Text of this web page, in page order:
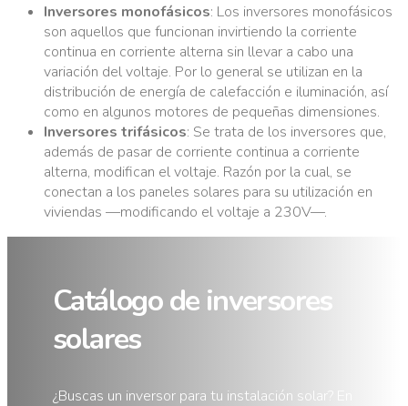
Inversores monofásicos: Los inversores monofásicos
son aquellos que funcionan invirtiendo la corriente
continua en corriente alterna sin llevar a cabo una
variación del voltaje. Por lo general se utilizan en la
distribución de energía de calefacción e iluminación, así
como en algunos motores de pequeñas dimensiones.
Inversores trifásicos: Se trata de los inversores que,
además de pasar de corriente continua a corriente
alterna, modifican el voltaje. Razón por la cual, se
conectan a los paneles solares para su utilización en
viviendas —modificando el voltaje a 230V—.
Catálogo de inversores
solares
¿Buscas un inversor para tu instalación solar? En